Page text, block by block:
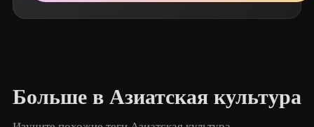
Больше в Азиатская культура